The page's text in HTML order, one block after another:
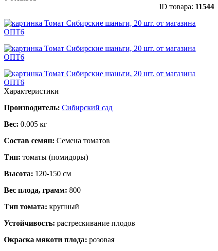
ID товара: 11544
Характеристики
Производитель: Сибирский сад
Вес: 0.005 кг
Состав семян: Семена томатов
Тип: томаты (помидоры)
Высота: 120-150 см
Вес плода, грамм: 800
Тип томата: крупный
Устойчивость: растрескивание плодов
Окраска мякоти плода: розовая